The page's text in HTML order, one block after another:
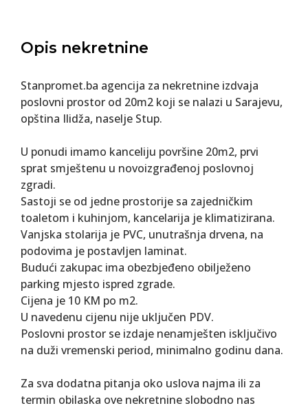
Opis nekretnine
Stanpromet.ba agencija za nekretnine izdvaja
poslovni prostor od 20m2 koji se nalazi u Sarajevu,
opština Ilidža, naselje Stup.
U ponudi imamo kanceliju površine 20m2, prvi
sprat smještenu u novoizgrađenoj poslovnoj
zgradi.
Sastoji se od jedne prostorije sa zajedničkim
toaletom i kuhinjom, kancelarija je klimatizirana.
Vanjska stolarija je PVC, unutrašnja drvena, na
podovima je postavljen laminat.
Budući zakupac ima obezbjeđeno obilježeno
parking mjesto ispred zgrade.
Cijena je 10 KM po m2.
U navedenu cijenu nije uključen PDV.
Poslovni prostor se izdaje nenamješten isključivo
na duži vremenski period, minimalno godinu dana.
Za sva dodatna pitanja oko uslova najma ili za
termin obilaska ove nekretnine slobodno nas